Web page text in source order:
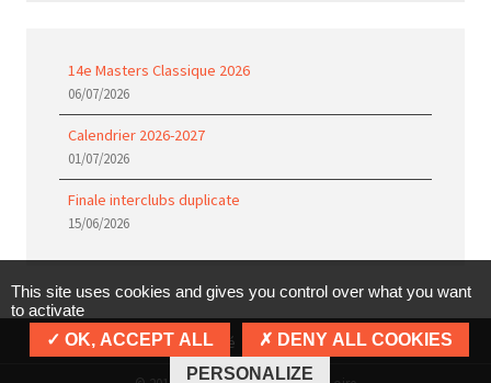
14e Masters Classique 2026
06/07/2026
Calendrier 2026-2027
01/07/2026
Finale interclubs duplicate
15/06/2026
Politique de confidentialité Mentions légales Cookies
This site uses cookies and gives you control over what you want
to activate
OK, ACCEPT ALL
DENY ALL COOKIES
PERSONALIZE